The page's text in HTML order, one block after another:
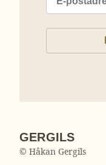
GERGILS
© Håkan Gergils